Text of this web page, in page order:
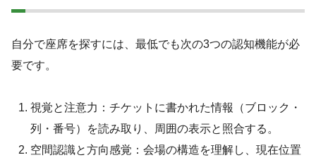
自分で座席を探すには、最低でも次の3つの認知機能が必
要です。
視覚と注意力：チケットに書かれた情報（ブロック・
列・番号）を読み取り、周囲の表示と照合する。
空間認識と方向感覚：会場の構造を理解し、現在位置